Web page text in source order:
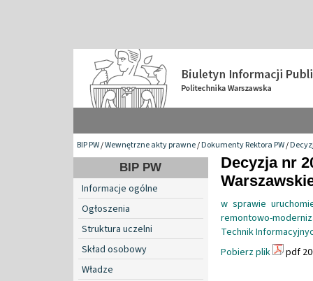
BIP PW/Wewnętrzne akty prawne/Dokumenty Rektora PW/
BIP PW
Informacje ogólne
Ogłoszenia
Struktura uczelni
Skład osobowy
Władze
Decyzja nr
w sprawie
remontowo-
Technik
Pobierz plik
pdf